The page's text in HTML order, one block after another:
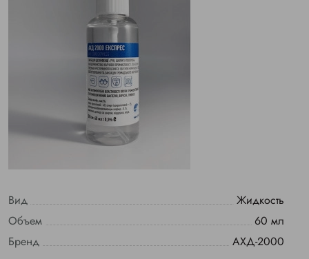
Вид
Жидкость
Объем
60 мл
Бренд
АХД-2000